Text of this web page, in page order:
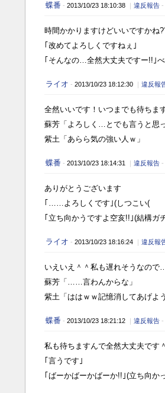
蝶番 - 2013/10/23 18:10:38 ｜ 違反報告 -
時間かかりますけどいいですかね
｢改めてよろしくですねぇ｣
｢そんなの…全然大丈夫ですー!!｣
ライオ - 2013/10/23 18:12:30 ｜ 違反報
全然いいです！いつまでも待ちま
蘇芳「よろしく…とでも言うと思
紫土「あらら気の強い人ｗ」
蝶番 - 2013/10/23 18:14:31 ｜ 違反報告 -
ありがとうございます
｢……よろしくです｣(しつこい(
｢立ち向かうですよ空亥!!｣(結構ガ
ライオ - 2013/10/23 18:16:24 ｜ 違反報
いえいえ＾＾私も遅れそうなので
蘇芳「……言わんからな」
紫土「ははｗｗ記憶消してあげよ
蝶番 - 2013/10/23 18:21:12 ｜ 違反報告 -
私も待ちますんで全然大丈夫です
｢言うです｣
｢ばーかばーかばーか!!｣(立ち向か